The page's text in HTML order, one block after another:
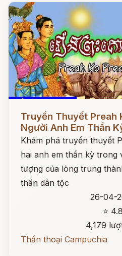
Đọc ngay
Truyền Thuyết Preah
Người Anh Em Thần
Khám phá truyền thuyết
hai anh em thần kỳ trong
tượng của lòng trung
thần dân tộc
26-04-
⭐ 4.8
4,179
Thần thoại Campuchia